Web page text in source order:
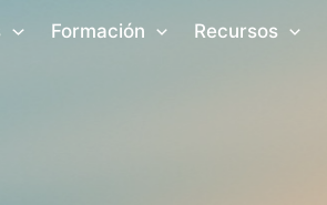
Formación Recursos